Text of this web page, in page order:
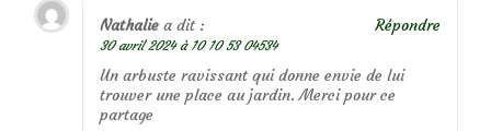
Nathalie a dit :
30 avril 2024 à 10 10 53 04534
Un arbuste ravissant qui donne envie de lui
trouver une place au jardin. Merci pour ce
partage
Répondre